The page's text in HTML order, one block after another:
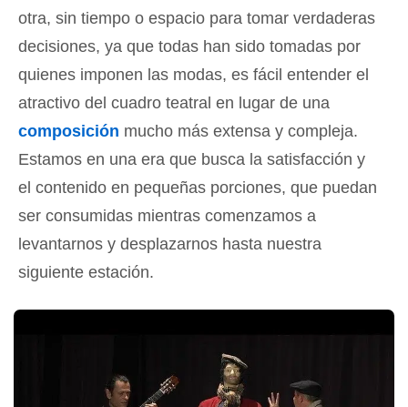
otra, sin tiempo o espacio para tomar verdaderas
decisiones, ya que todas han sido tomadas por
quienes imponen las modas, es fácil entender el
atractivo del cuadro teatral en lugar de una
composición mucho más extensa y compleja.
Estamos en una era que busca la satisfacción y
el contenido en pequeñas porciones, que puedan
ser consumidas mientras comenzamos a
levantarnos y desplazarnos hasta nuestra
siguiente estación.